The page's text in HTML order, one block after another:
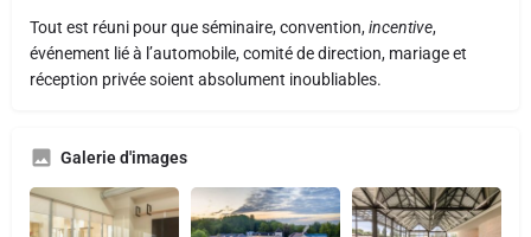
Tout est réuni pour que séminaire, convention,incentive,
événement lié à l’automobile, comité de direction, mariage et
réception privée soient absolument inoubliables.
Galerie d'images